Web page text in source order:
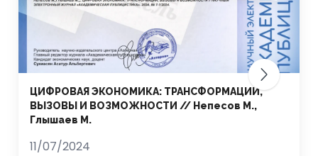
ЦИФРОВАЯ ЭКОНОМИКА: ТРАНСФОРМАЦИИ,
ВЫЗОВЫ И ВОЗМОЖНОСТИ // Непесов М.,
Глышаев М.
11/07/2024